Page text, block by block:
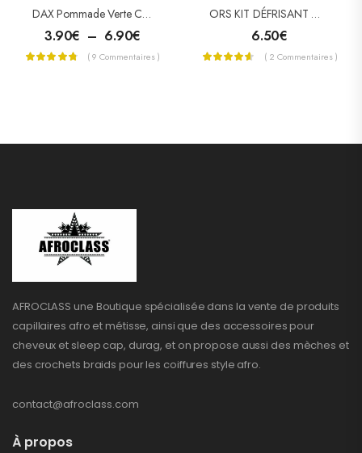
DAX Pommade Verte Cheveux Secs (Vegetable Oils)
3.90€ – 6.90€
( 9 Commentaires )
ORS KIT DÉFRISANT OLIVE OIL GIRLS
6.50€
( 2 Commentaires )
AFROCLASS une Boutique spécialisée dans la vente de produits
capillaires afro et métisse, ainsi que des accessoires pour
cheveux et sleep cap, durag, et on propose aussi des mèches et
des crochets braids pour les coiffures style afro.
contact@afroclass.com
À propos